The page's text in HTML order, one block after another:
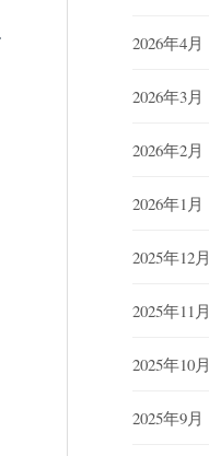
2026年4月
2026年3月
2026年2月
2026年1月
2025年12月
2025年11月
2025年10月
2025年9月